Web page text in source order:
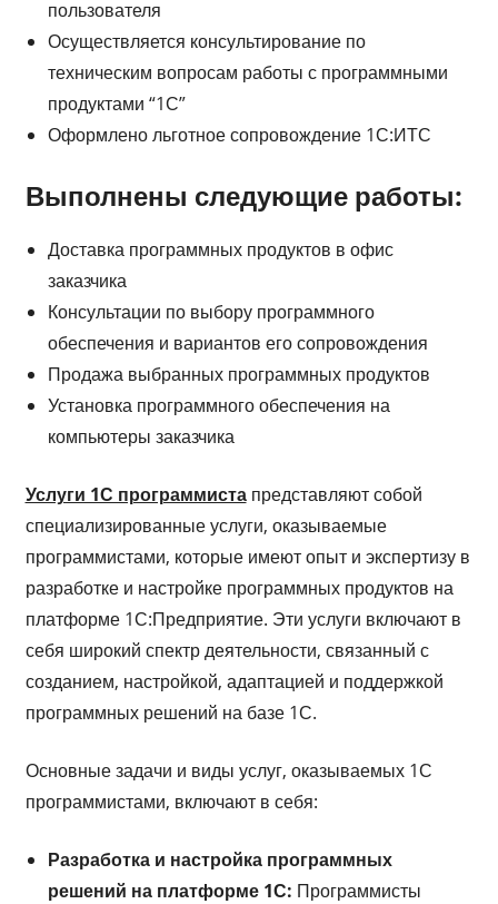
пользователя
Осуществляется консультирование по
техническим вопросам работы с программными
продуктами “1С”
Оформлено льготное сопровождение 1С:ИТС
Выполнены следующие работы:
Доставка программных продуктов в офис
заказчика
Консультации по выбору программного
обеспечения и вариантов его сопровождения
Продажа выбранных программных продуктов
Установка программного обеспечения на
компьютеры заказчика
Услуги 1С программистапредставляют собой
специализированные услуги, оказываемые
программистами, которые имеют опыт и экспертизу в
разработке и настройке программных продуктов на
платформе 1С:Предприятие. Эти услуги включают в
себя широкий спектр деятельности, связанный с
созданием, настройкой, адаптацией и поддержкой
программных решений на базе 1С.
Основные задачи и виды услуг, оказываемых 1С
программистами, включают в себя:
Разработка и настройка программных
решений на платформе 1С: Программисты